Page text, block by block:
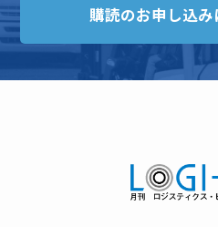
購読のお申し込み